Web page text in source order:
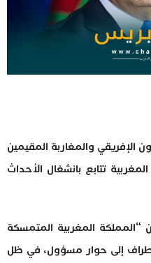
الإفريقي والمغاربة المقيمين
المغربية تتابع بانشغال الأحداث
“المملكة المغربية المتمسكة
إلى حوار مسؤول، في ظل